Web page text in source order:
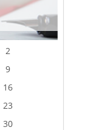
2
9
16
23
30